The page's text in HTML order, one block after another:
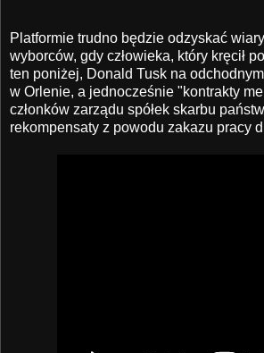
Platformie trudno będzie odzyskać
wyborców, gdy człowieka, który kręcił
ten poniżej, Donald Tusk na
w Orlenie, a jednocześnie "kontrakty
członków zarządu spółek skarbu
rekompensaty z powodu zakazu pracy